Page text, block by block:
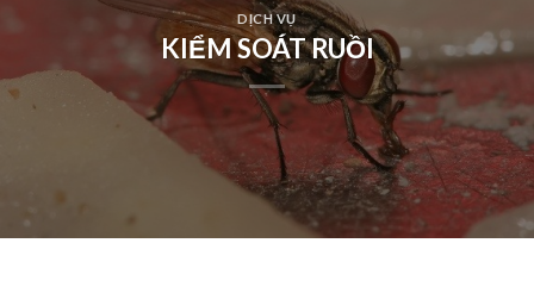
DỊCH VỤ
KIỂM SOÁT RUỒI